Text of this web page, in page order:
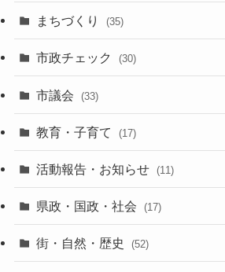
まちづくり (35)
市政チェック (30)
市議会 (33)
教育・子育て (17)
活動報告・お知らせ (11)
県政・国政・社会 (17)
街・自然・歴史 (52)